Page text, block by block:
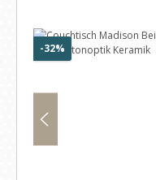
Bildergalerie überspringen
-32% Rabatt